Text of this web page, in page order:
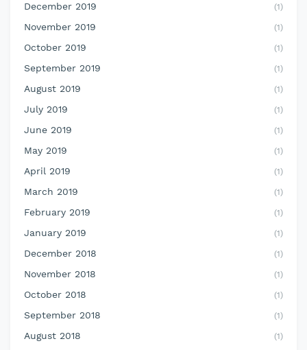
December 2019 (1)
November 2019 (1)
October 2019 (1)
September 2019 (1)
August 2019 (1)
July 2019 (1)
June 2019 (1)
May 2019 (1)
April 2019 (1)
March 2019 (1)
February 2019 (1)
January 2019 (1)
December 2018 (1)
November 2018 (1)
October 2018 (1)
September 2018 (1)
August 2018 (1)